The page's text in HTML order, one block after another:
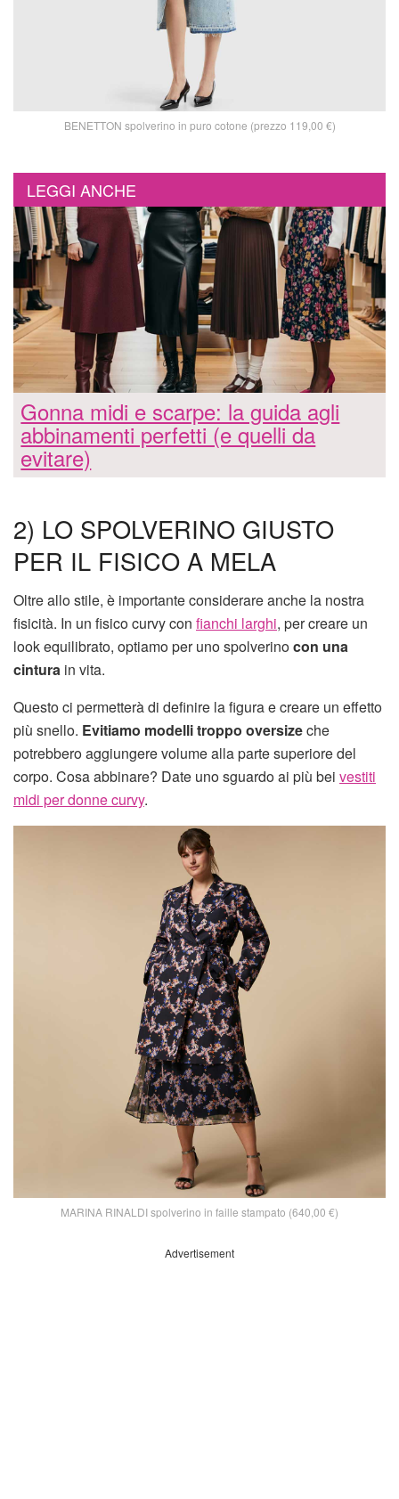
BENETTON spolverino in puro cotone (prezzo 119,00 €)
LEGGI ANCHE
Gonna midi e scarpe: la guida agli
abbinamenti perfetti (e quelli da
evitare)
2) LO SPOLVERINO GIUSTO
PER IL FISICO A MELA
Oltre allo stile, è importante considerare anche la nostra
fisicità. In un fisico curvy con fianchi larghi, per creare un
look equilibrato, optiamo per uno spolverinocon una
cintura in vita.
Questo ci permetterà di definire la figura e creare un effetto
più snello. Evitiamo modelli troppo oversizeche
potrebbero aggiungere volume alla parte superiore del
corpo. Cosa abbinare? Date uno sguardo ai più bei vestiti
midi per donne curvy.
MARINA RINALDI spolverino in faille stampato (640,00 €)
Advertisement